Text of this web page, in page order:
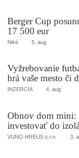
Berger Cup
17 500 eur
Niké 5. aug
Vyžrebovanie
hrá vaše mesto či
INZERCIA 4. aug
Obnov dom mini:
investovať do
VUNO HREUS s.r.o. 3.